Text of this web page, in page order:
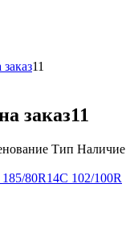
11
заказ11
Тип Наличие
80R14C 102/100R